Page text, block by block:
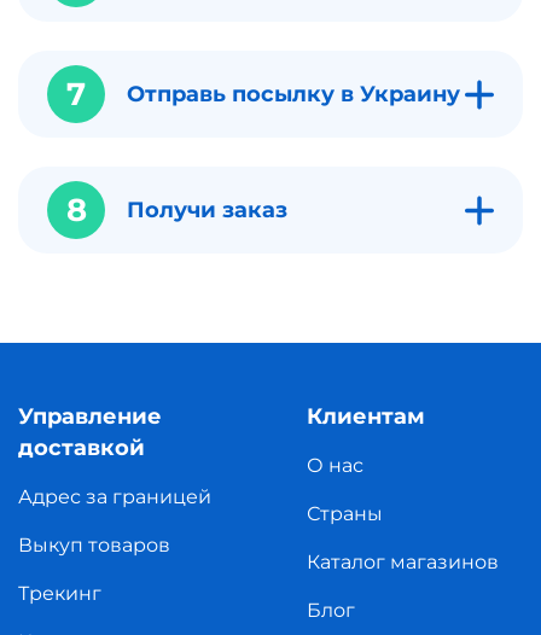
7 Отправь посылку в Украину
8 Получи заказ
Управление
доставкой
Адрес за границей
Выкуп товаров
Трекинг
Клиентам
О нас
Страны
Каталог магазинов
Блог